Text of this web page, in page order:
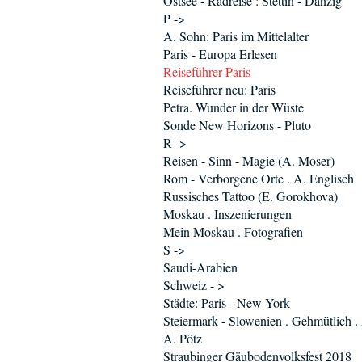
P ->
A. Sohn: Paris im Mittelalter
Paris - Europa Erlesen
Reiseführer Paris
Reiseführer neu: Paris
Petra. Wunder in der Wüste
Sonde New Horizons - Pluto
R ->
Reisen - Sinn - Magie (A. Moser)
Rom - Verborgene Orte . A. Englisch
Russisches Tattoo (E. Gorokhova)
Moskau . Inszenierungen
Mein Moskau . Fotografien
S ->
Saudi-Arabien
Schweiz - >
Städte: Paris - New York
Steiermark - Slowenien . Gehmütlich
A. Pötz
Straubinger Gäubodenvolksfest 2018